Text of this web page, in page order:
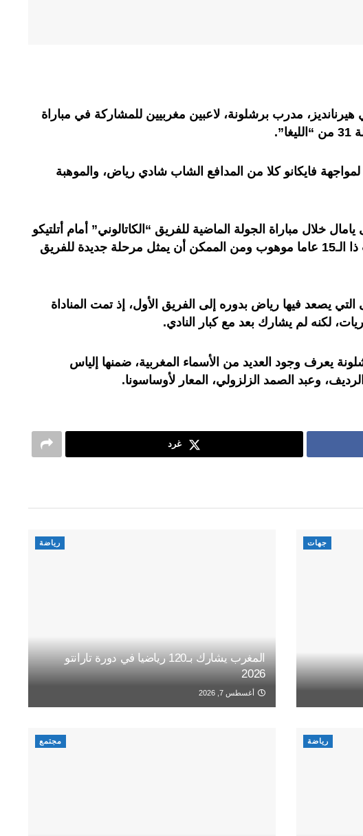
مدرب برشلونة، لاعبين مغربيين للمشاركة في مباراة
فايكانو كلا من المدافع الشاب شادي رياض، والموهبة
خلال مباراة الجولة الماضية للفريق “الكاتالوني” أمام أتلتيكو
مدريد، معتبرا أن اللاعب ذا الـ15 عاما موهوب ومن الممكن أن يمثل مرحلة جديدة للفريق
يصعد فيها رياض بدوره إلى الفريق الأول، إذ تمت المناداة
لكنه لم يشارك بعد مع كبار النادي.
يعرف وجود العديد من الأسماء المغربية، ضمنها إلياس
وعبد الصمد الزلزولي، المعار لأوساسونا.
غرد
جهات رياضة
المغرب يشارك بـ120 رياضيا في دورة تارانتو
2026
أغسطس 7, 2026
رياضة مجتمع